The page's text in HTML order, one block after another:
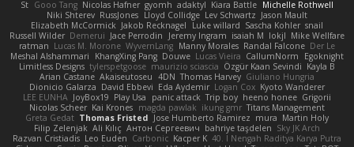
St Gooo Tang Nicolas Hafner gyomh adaktyl Kiara Battle Michelle Rothwell
Niki Shterev RussJones Lloyd Collidge Lev Schwartz Jason Mault
Elizabeth McCormick Jakob Recknagel Luke willard Sascha Kohler snail
Russell Wilder Demerui Jace Perrodin Jeremy Ingram isaiah M lokjl Mike Wellfare
ratman Lucas M. Morone WyvernLang Manny Morales Randal Falcone Der Le
Meshal Alshammari
KhangXing Pang Douwe Lucas Vieira CallumNorm
Egoknight
Limitless Designs tylerspetgoose maurizio sciascia Özgür Kaan Sevindi Kayla B
Arian Castane Akaiseutoseu 4DN Thomas Harvey Giuliano Hungria
Dionicio Galarza David Ebbevi Eda Aydemir Logan Cox Kyoto Wanderer
LEE EUNHA JoyBox19 Play Usa panic attack Trip boy heeno honee Grigorii
Nicolas Scheer Kai Krones magda pawlak ikung gmr Titans Management
Greta Gedat Thomas Fristed Jose Humberto Ramirez mura Martin Holy
Filip Zelenjak Ali Kılıç Антон Сергеевич bahriye taşdelen Sky JK Arch
Razvan Cristiadis Leo Euden Carbonic Kacper K 40. I Nengah Raditya Karya Putra